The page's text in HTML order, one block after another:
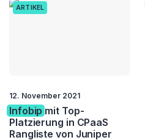
ARTIKEL
12. November 2021
Infobip mit Top-
Platzierung in CPaaS
Rangliste von Juniper